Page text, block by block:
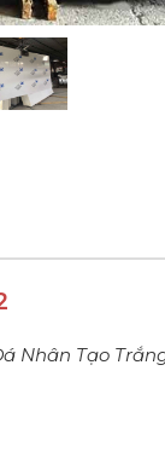
Nhân Tạo